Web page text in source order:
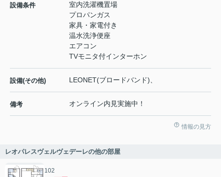
設備条件
室内洗濯機置場
プロパンガス
家具・家電付き
温水洗浄便座
エアコン
TVモニタ付インターホン
設備(その他) LEONET(ブロードバンド)、
備考 オンライン内見実施中！
情報の見方
レオパレスヴェルヴェデーレの他の部屋
102